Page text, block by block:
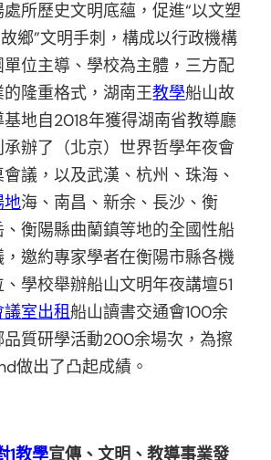
所歷史文明底蘊，促進“以文塑
鄉”文明手刺，構成以行政機構
位主導、學校為主體，三方配
隆重格式，湖南王教學船山故
地自2018年獲得湖南省教導廳
辦了（北京）世界哲學年夜會
議，以及武漢、杭州、珠海、
地海、南昌、新余、長沙、衡
衡陽縣曲蘭鎮等地的全國性船
邀約專家學者在衡陽市縣各機
學校舉辦船山文明年夜講壇51
議室出租船山讀書交通會100余
質研學活動200余場次，為擦
做出了凸起成績。
1教學宣傳、文明、教導事業發